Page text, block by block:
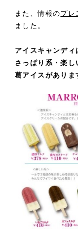
また、情報のプレ
ました。
アイスキャンディ
さっぱり系・楽し
葛アイスがありま